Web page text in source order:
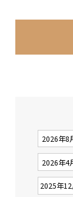
2026年8
2026年4
2025年12